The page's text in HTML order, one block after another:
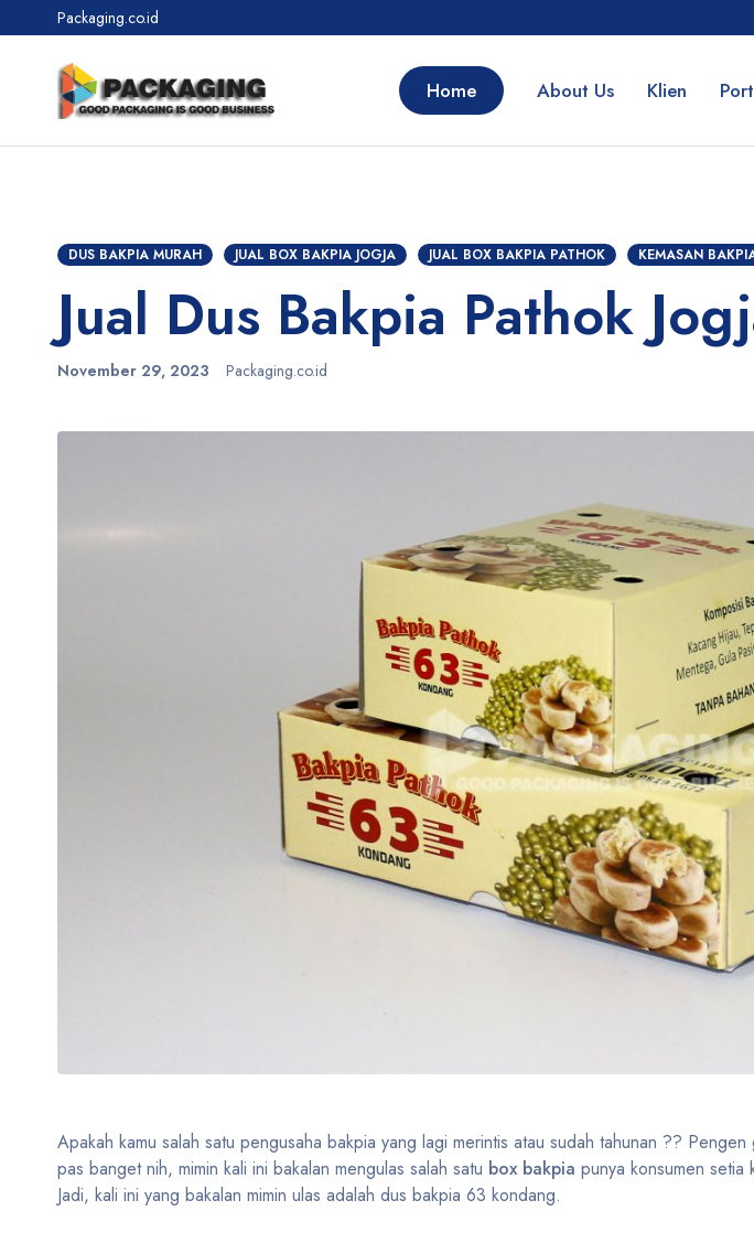
Packaging.co.id
Home About Us Klien
DUS BAKPIA MURAH JUAL BOX BAKPIA JOGJA JUAL BOX BAKPIA PATHOK KEMASAN
Jual Dus Bakpia Pathok
November 29, 2023 Packaging.co.id
Apakah kamu salah satu pengusaha bakpia yang lagi merintis atau sudah tahunan ??
pas banget nih, mimin kali ini bakalan mengulas salah satu box bakpia punya konsumen
Jadi, kali ini yang bakalan mimin ulas adalah dus bakpia 63 kondang.